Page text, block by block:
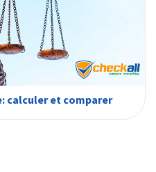
calculer et comparer